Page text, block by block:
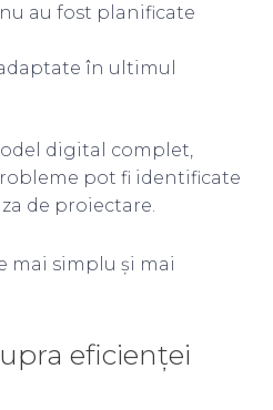
au fost planificate
în ultimul
digital complet,
pot fi identificate
de proiectare.
mai simplu și mai
eficienței